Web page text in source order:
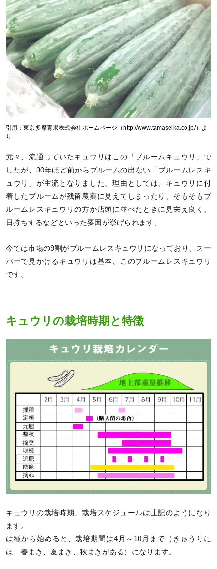
引用：東京多摩青果株式会社ホームページ（http://www.tamaseika.co.jp/）よ
り
元々、流通していたキュウリはこの「ブルームキュウリ」で
したが、30年ほど前からブルームの出ない「ブルームレスキ
ュウリ」が主流となりました。理由としては、キュウリに付
着したブルームが残留農薬に見えてしまったり、そもそもブ
ルームレスキュウリの方が店頭に並べたときに見栄え良く、
日持ちするなどといった要因が挙げられます。
今では市場の9割がブルームレスキュウリになっており、スー
パーで見かけるキュウリは基本、このブルームレスキュウリ
です。
キュウリの栽培時期と特徴
キュウリの栽培時期、栽培スケジュールは上記のようになり
ます。
は種から始めると、栽培期間は4月～10月まで（きゅうりに
は、春まき、夏まき、秋まきがある）になります。